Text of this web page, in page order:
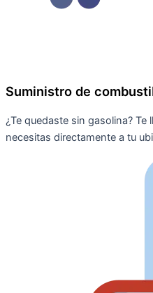
Suministro de
¿Te quedaste sin gasolina?
necesitas directamente a tu